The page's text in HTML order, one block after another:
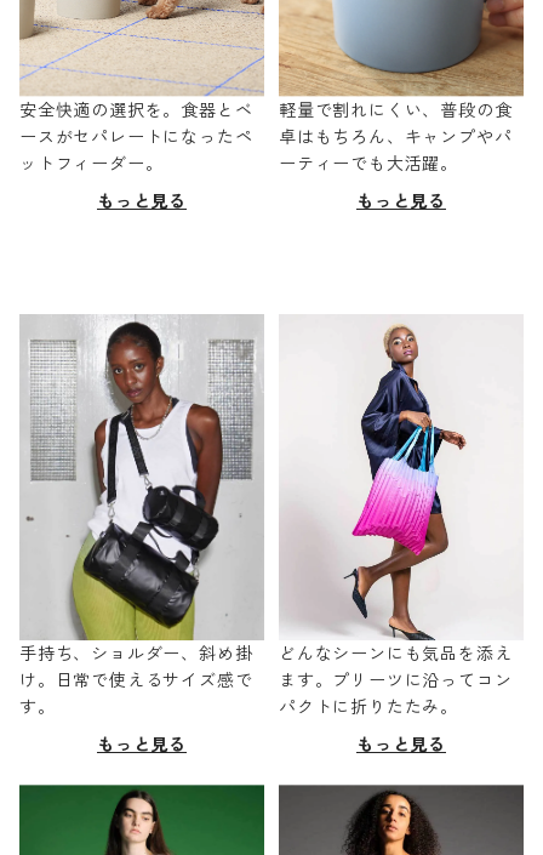
安全快適の選択を。食器とベ
ースがセパレートになったペ
ットフィーダー。
もっと見る
軽量で割れにくい、普段の食
卓はもちろん、キャンプやパ
ーティーでも大活躍。
もっと見る
手持ち、ショルダー、斜め掛
け。日常で使えるサイズ感で
す。
もっと見る
どんなシーンにも気品を添え
ます。プリーツに沿ってコン
パクトに折りたたみ。
もっと見る